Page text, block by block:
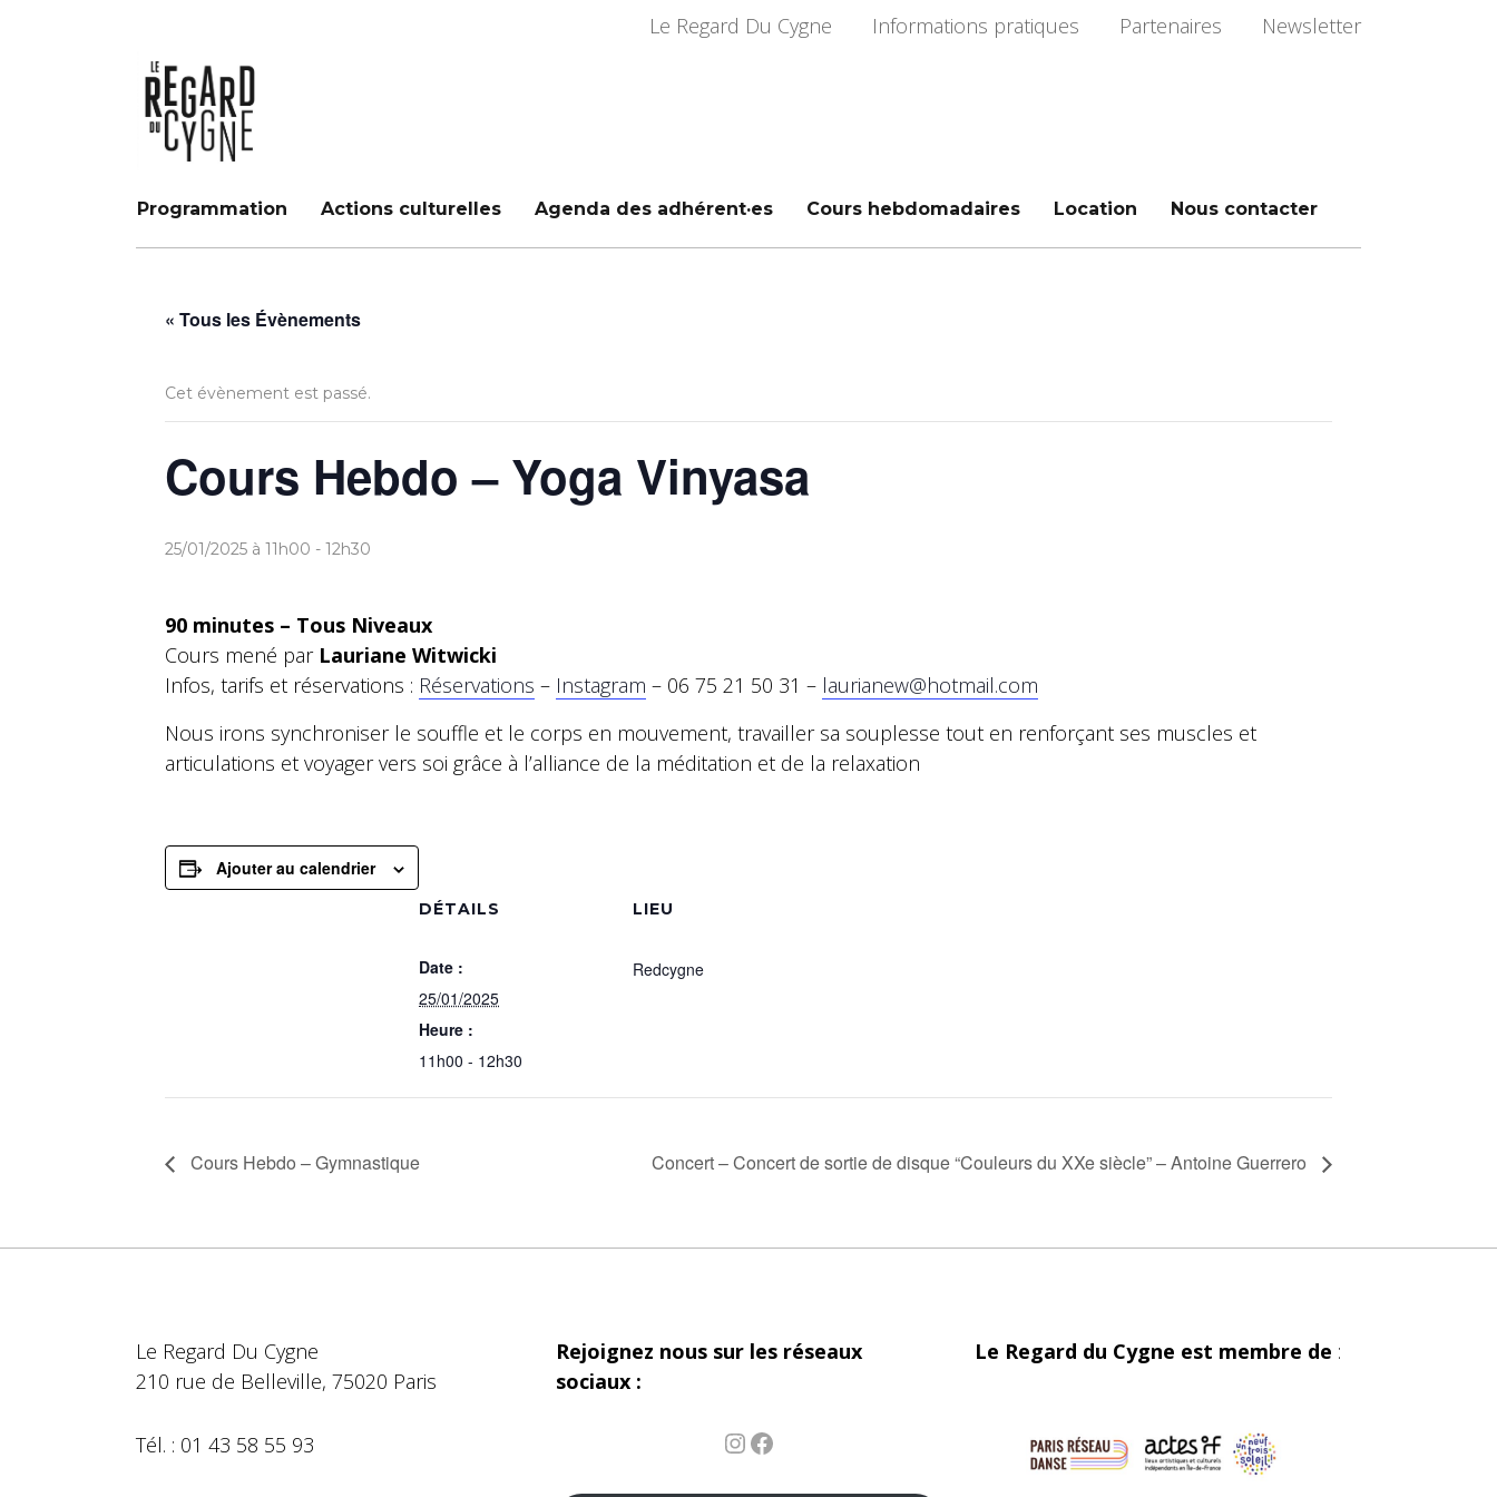
Le Regard Du Cygne Informations pratiques Partenaires Newsletter
Programmation Actions culturelles Agenda des adhérent·es Cours hebdomadaires Location Nous contacter
« Tous les Évènements
Cet évènement est passé.
Cours Hebdo – Yoga Vinyasa
25/01/2025 à 11h00 - 12h30
90 minutes – Tous Niveaux
Cours mené par Lauriane Witwicki
Infos, tarifs et réservations : Réservations – Instagram – 06 75 21 50 31 – laurianew@hotmail.com
Nous irons synchroniser le souffle et le corps en mouvement, travailler sa souplesse tout en renforçant ses muscles et
articulations et voyager vers soi grâce à l’alliance de la méditation et de la relaxation
Ajouter au calendrier
DÉTAILS
Date :
25/01/2025
Heure :
11h00 - 12h30
LIEU
Redcygne
Cours Hebdo – Gymnastique Concert – Concert de sortie de disque “Couleurs du XXe siècle” – Antoine Guerrero
Le Regard Du Cygne
210 rue de Belleville, 75020 Paris
Tél. : 01 43 58 55 93
Rejoignez nous sur les réseaux
sociaux :
InstagramFacebook
Le Regard du Cygne est membre de :